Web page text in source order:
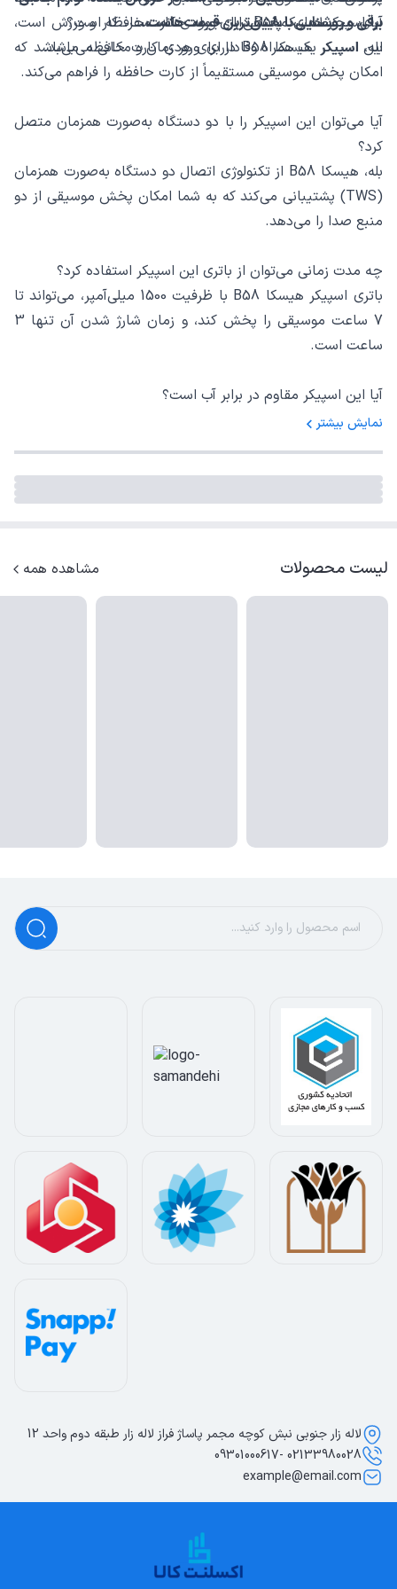
برای محیط‌های مختلفی از جمله خانه، سفر، کار و ورزش است،
این اسپیکر یک همراه وفادار برای هر زمان و مکانی می‌باشد.
برقی و روشنایی با پایین‌ترین قیمت‌هاست.
آیا اسپیکر هیسکا B58 دارای ورودی کارت حافظه است؟
بله، اسپیکر هیسکا B58 دارای ورودی کارت حافظه می‌باشد که
امکان پخش موسیقی مستقیماً از کارت حافظه را فراهم می‌کند.
آیا می‌توان این اسپیکر را با دو دستگاه به‌صورت همزمان متصل
کرد؟
بله، هیسکا B58 از تکنولوژی اتصال دو دستگاه به‌صورت همزمان
(TWS) پشتیبانی می‌کند که به شما امکان پخش موسیقی از دو
منبع صدا را می‌دهد.
چه مدت زمانی می‌توان از باتری این اسپیکر استفاده کرد؟
باتری اسپیکر هیسکا B58 با ظرفیت 1500 میلی‌آمپر، می‌تواند تا
7 ساعت موسیقی را پخش کند، و زمان شارژ شدن آن تنها 3
ساعت است.
آیا این اسپیکر مقاوم در برابر آب است؟
آیا این اسپیکر قابل حمل است؟
مکانی از آن استفاده کنید.
نمایش بیشتر
لیست محصولات مشاهده همه
لاله زار جنوبی نبش کوچه مجمر پاساژ فراز لاله زار طبقه دوم واحد 12
02133980028 -09301000617
example@email.com